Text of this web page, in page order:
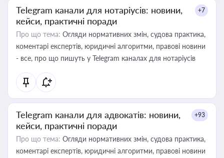
Telegram канали для нотаріусів: новини,
кейси, практичні поради
+7
Про що тема: Огляди нормативних змін, судова практика,
коментарі експертів, юридичні алгоритми, правові новини
- все, про що пишуть у Telegram каналах для нотаріусів
Telegram канали для адвокатів: новини,
кейси, практичні поради
+93
Про що тема: Огляди нормативних змін, судова практика,
коментарі експертів, юридичні алгоритми, правові новини